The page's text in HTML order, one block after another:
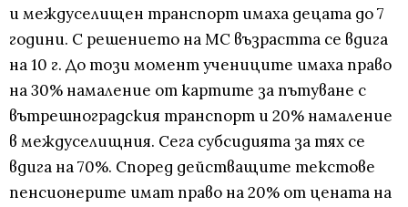
и междуселищен транспорт имаха децата до 7
години. С решението на МС възрастта се вдига
на 10 г. До този момент учениците имаха право
на 30% намаление от картите за пътуване с
вътрешноградския транспорт и 20% намаление
в междуселищния. Сега субсидията за тях се
вдига на 70%. Според действащите текстове
пенсионерите имат право на 20% от цената на